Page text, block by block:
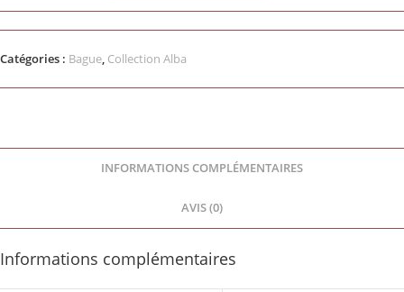
Catégories : Bague, Collection Alba
INFORMATIONS COMPLÉMENTAIRES
AVIS (0)
Informations complémentaires